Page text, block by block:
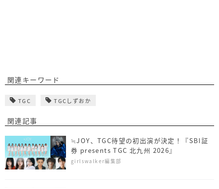
関連キーワード
TGC TGCしずおか
関連記事
≒JOY、TGC待望の初出演が決定！『SBI証
券 presents TGC 北九州 2026』
girlswalker編集部